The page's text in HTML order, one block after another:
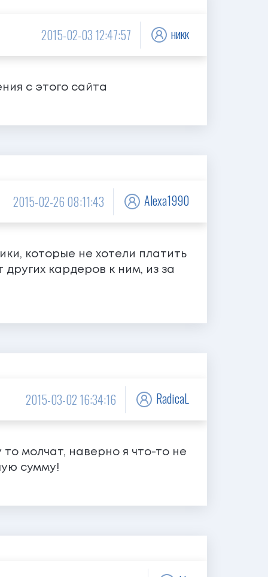
2015-02-03 12:47:57 никк
с этого сайта
2015-02-26 08:11:43 Alexa1990
которые не хотели платить
кардеров к ним, из за
2015-03-02 16:34:16 RadicaL
молчат, наверно я что-то не
сумму!